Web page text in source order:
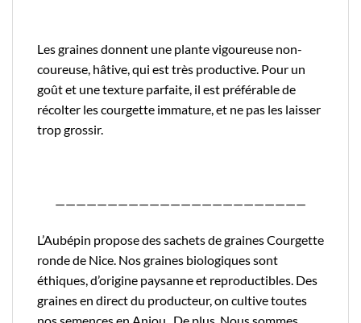
Les graines donnent une plante vigoureuse non-
coureuse, hâtive, qui est très productive. Pour un
goût et une texture parfaite, il est préférable de
récolter les courgette immature, et ne pas les laisser
trop grossir.
————————————————————————
L’Aubépin propose des sachets de graines Courgette
ronde de Nice. Nos graines biologiques sont
éthiques, d’origine paysanne et reproductibles. Des
graines en direct du producteur, on cultive toutes